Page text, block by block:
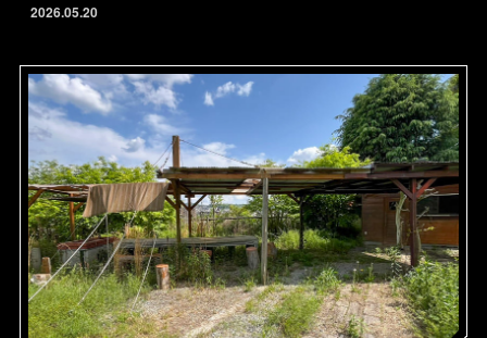
2026.05.20